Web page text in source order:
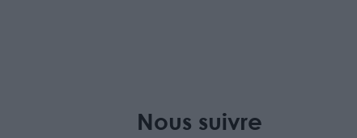
Nous suivre